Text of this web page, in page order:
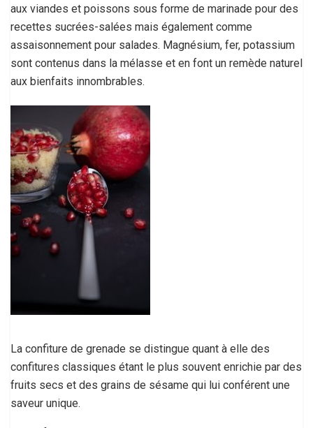
aux viandes et poissons sous forme de marinade pour des
recettes sucrées-salées mais également comme
assaisonnement pour salades. Magnésium, fer, potassium
sont contenus dans la mélasse et en font un remède naturel
aux bienfaits innombrables.
La confiture de grenade se distingue quant à elle des
confitures classiques étant le plus souvent enrichie par des
fruits secs et des grains de sésame qui lui conférent une
saveur unique.